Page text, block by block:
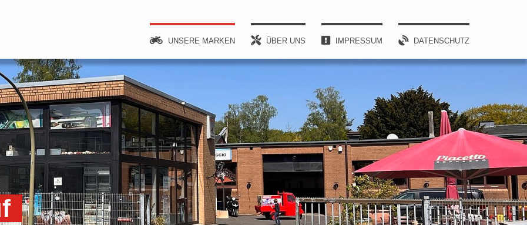
UNSERE MARKEN ÜBER UNS IMPRESSUM DATENSCHUTZ